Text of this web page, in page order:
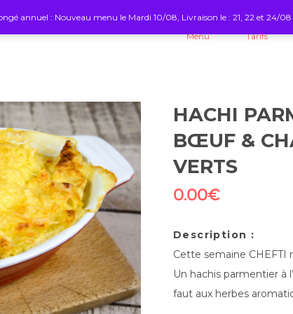
Menu Tarifs
HACHI
BŒUF &
VERTS
0.00€
Description :
Cette semaine CHEFTI
Un hachis parmentier à
faut aux herbes
annuel : Nouveau menu le Mardi 10/08, Livraison le : 21, 22 et 24/08